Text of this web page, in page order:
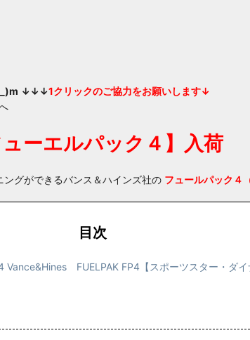
↓↓↓1クリックのご協力をお願いします↓
ーエルパック４】入荷
グができるバンス＆ハインズ社の フュールパック４
目次
FUELPAK FP4【スポーツスター・ダイ